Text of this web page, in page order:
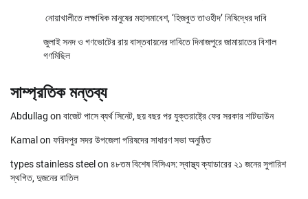
নোয়াখালীতে লক্ষাধিক মানুষের মহাসমাবেশ, ‘হিজবুত তাওহীদ’ নিষিদ্ধের দাবি
জুলাই সনদ ও গণভোটের রায় বাস্তবায়নের দাবিতে দিনাজপুরে জামায়াতের বিশাল
গণমিছিল
সাম্প্রতিক মন্তব্য
Abdullag on বাজেট পাসে ব্যর্থ সিনেট, ছয় বছর পর যুক্তরাষ্ট্রে ফের সরকার শাটডাউন
Kamalon ফরিদপুর সদর উপজেলা পরিষদের সাধারণ সভা অনুষ্ঠিত
types stainless steelon ৪৮তম বিশেষ বিসিএস: স্বাস্থ্য ক্যাডারের ২১ জনের সুপারিশ
স্থগিত, দুজনের বাতিল